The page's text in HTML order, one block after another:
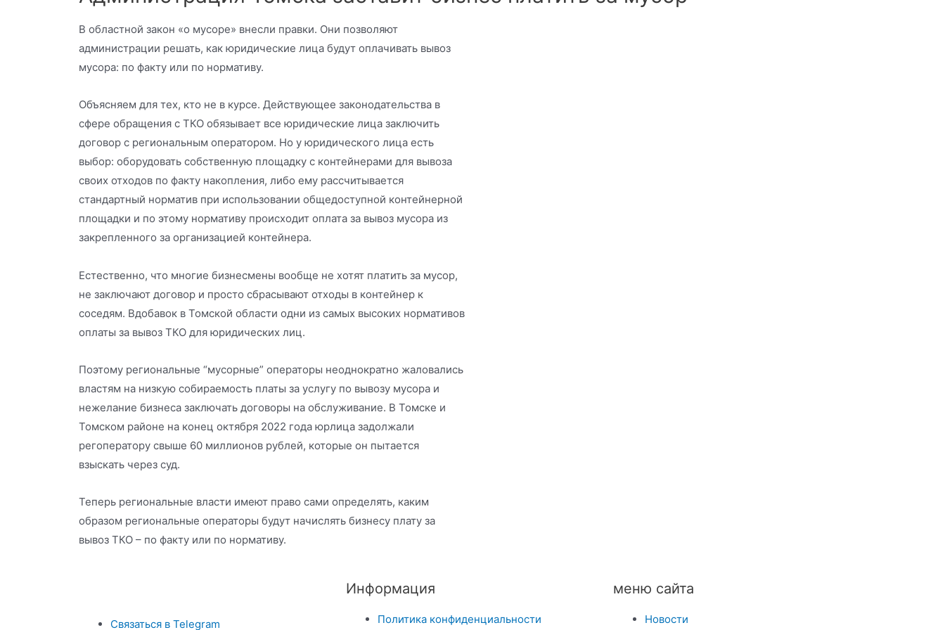
В областной закон «о мусоре» внесли правки. Они позволяют
администрации решать, как юридические лица будут оплачивать вывоз
мусора: по факту или по нормативу.
Объясняем для тех, кто не в курсе. Действующее законодательства в
сфере обращения с ТКО обязывает все юридические лица заключить
договор с региональным оператором. Но у юридического лица есть
выбор: оборудовать собственную площадку с контейнерами для вывоза
своих отходов по факту накопления, либо ему рассчитывается
стандартный норматив при использовании общедоступной контейнерной
площадки и по этому нормативу происходит оплата за вывоз мусора из
закрепленного за организацией контейнера.
Естественно, что многие бизнесмены вообще не хотят платить за мусор,
не заключают договор и просто сбрасывают отходы в контейнер к
соседям. Вдобавок в Томской области одни из самых высоких нормативов
оплаты за вывоз ТКО для юридических лиц.
Поэтому региональные “мусорные” операторы неоднократно жаловались
властям на низкую собираемость платы за услугу по вывозу мусора и
нежелание бизнеса заключать договоры на обслуживание. В Томске и
Томском районе на конец октября 2022 года юрлица задолжали
регоператору свыше 60 миллионов рублей, которые он пытается
взыскать через суд.
Теперь региональные власти имеют право сами определять, каким
образом региональные операторы будут начислять бизнесу плату за
вывоз ТКО – по факту или по нормативу.
Связаться в Telegram
Информация
Политика конфиденциальности
меню сайта
Новости